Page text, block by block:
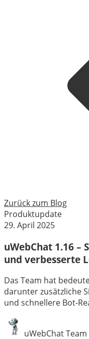
Zurück zum Blog
Produktupdate
29. April 2025
uWebChat 1.16 –
und verbesserte
Das Team hat
darunter zusätzliche
und schnellere Bot-
uWebChat Team